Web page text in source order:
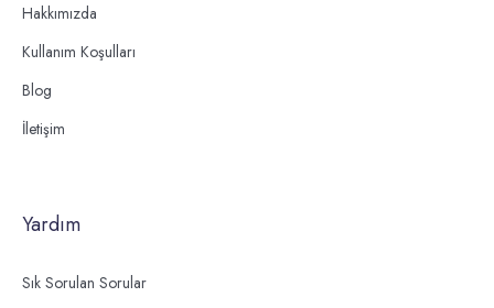
Hakkımızda
Kullanım Koşulları
Blog
İletişim
Yardım
Sık Sorulan Sorular